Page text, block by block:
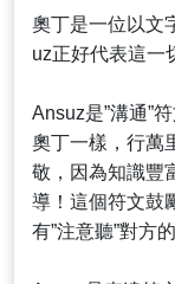
奧丁是一位以文
uz正好代表這一
Ansuz是”溝通”
奧丁一樣，行萬
敬，因為知識豐
導！這個符文鼓
有”注意聽”對方